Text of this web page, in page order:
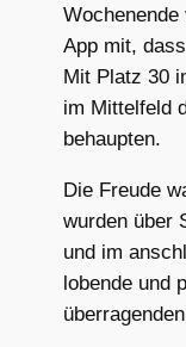
App mit,
Mit Platz 30
im Mittelfeld
behaupten.
Die Freude
wurden über
und im
lobende und